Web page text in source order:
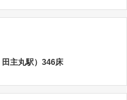
主丸駅）346床